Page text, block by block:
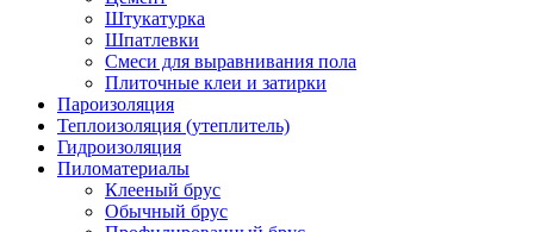
Штукатурка
Шпатлевки
Смеси для выравнивания пола
Плиточные клеи и затирки
Пароизоляция
Теплоизоляция (утеплитель)
Гидроизоляция
Пиломатериалы
Клееный брус
Обычный брус